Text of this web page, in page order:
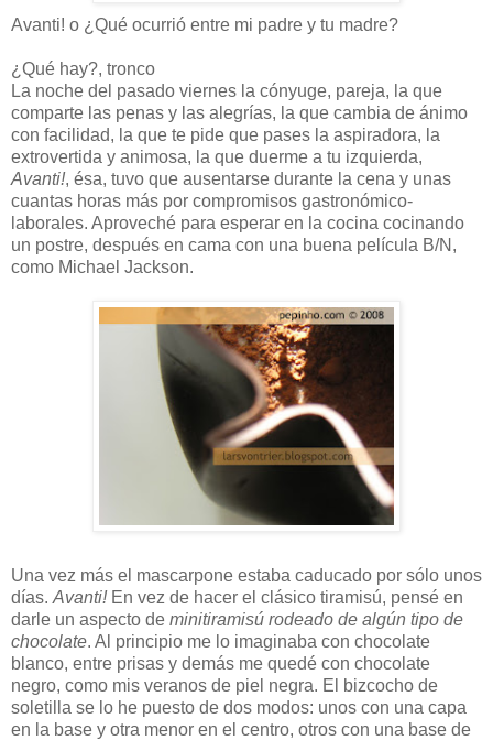
Avanti! o ¿Qué ocurrió entre mi padre y tu madre?
¿Qué hay?, tronco
La noche del pasado viernes la cónyuge, pareja, la que
comparte las penas y las alegrías, la que cambia de ánimo
con facilidad, la que te pide que pases la aspiradora, la
extrovertida y animosa, la que duerme a tu izquierda,
Avanti!, ésa, tuvo que ausentarse durante la cena y unas
cuantas horas más por compromisos gastronómico-
laborales. Aproveché para esperar en la cocina cocinando
un postre, después en cama con una buena película B/N,
como Michael Jackson.
Una vez más el mascarpone estaba caducado por sólo unos
días. Avanti!En vez de hacer el clásico tiramisú, pensé en
darle un aspecto de minitiramisú rodeado de algún tipo de
chocolate. Al principio me lo imaginaba con chocolate
blanco, entre prisas y demás me quedé con chocolate
negro, como mis veranos de piel negra. El bizcocho de
soletilla se lo he puesto de dos modos: unos con una capa
en la base y otra menor en el centro, otros con una base de